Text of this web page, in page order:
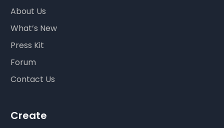
About Us
What’s New
Press Kit
Forum
Contact Us
Create